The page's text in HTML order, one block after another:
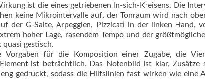
ist die eines getriebenen In-sich-Kreisens. Die
keine Mikrointervalle auf, der Tonraum wird nach
der G-Saite, Arpeggien, Pizzicati in der linken Hand,
hoher Lage, rasendem Tempo und der
gestisch.
für die Komposition einer Zugabe, die
ist beträchtlich. Das Notenbild ist klar, Zusätze
gedruckt, sodass die Hilfslinien fast wirken wie eine